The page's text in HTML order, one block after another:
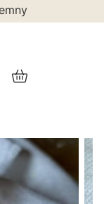
Produkty w